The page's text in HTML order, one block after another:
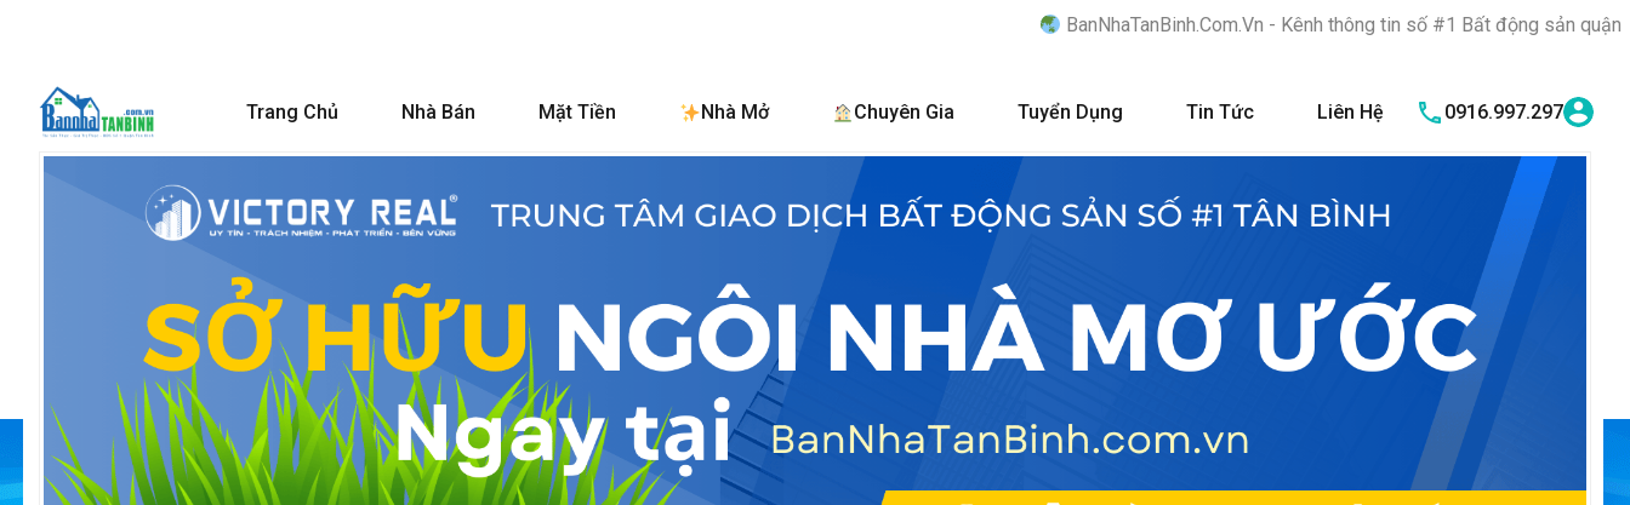
BanNhaTanBinh.Com.Vn - Kênh thông tin số #1 Bất động sản quận Tân Bình "Nơi
Trang Chủ Nhà Bán Mặt Tiền Nhà Mở Chuyên Gia Tuyển Dụng Tin Tức Liên Hệ 0916.997.297